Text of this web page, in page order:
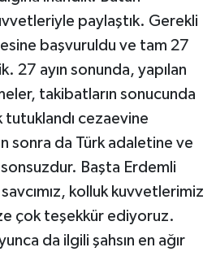
paylaştık. Gerekli
başvuruldu ve tam 27
27 ayın sonunda, yapılan
takibatların sonucunda
tutuklandı cezaevine
sonra da Türk adaletine ve
sonsuzdur. Başta Erdemli
savcımız, kolluk kuvvetlerimiz
çok teşekkür ediyoruz.
da ilgili şahsın en ağır